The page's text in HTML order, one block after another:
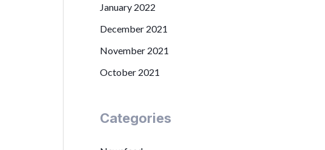
January 2022
December 2021
November 2021
October 2021
Categories